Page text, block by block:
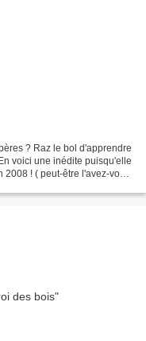
? Raz le bol d'apprendre
voici une inédite puisqu'elle
! ( peut-être l'avez-vous